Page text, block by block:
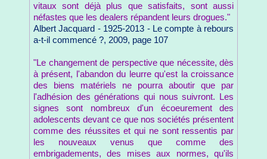
vitaux sont déjà plus que satisfaits, sont aussi
néfastes que les dealers répandent leurs drogues."
Albert Jacquard - 1925-2013 - Le compte à rebours
a-t-il commencé ?, 2009, page 107
"Le changement de perspective que nécessite, dès
à présent, l'abandon du leurre qu'est la croissance
des biens matériels ne pourra aboutir que par
l'adhésion des générations qui nous suivront. Les
signes sont nombreux d'un écoeurement des
adolescents devant ce que nos sociétés présentent
comme des réussites et qui ne sont ressentis par
les nouveaux venus que comme des
embrigadements, des mises aux normes, qu'ils